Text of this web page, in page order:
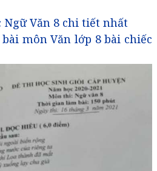
Ngữ Văn 8 chi tiết nhất
môn Văn lớp 8 bài chiếc